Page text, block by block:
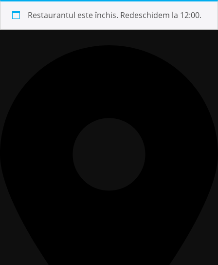
Restaurantul este închis. Redeschidem la 12:00.